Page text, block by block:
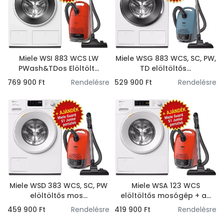
Miele WSI 883 WCS LW
PWash&TDos Elöltölt...
769 900 Ft
Rendelésre
Miele WSG 883 WCS, SC, PW,
TD elöltöltős...
529 900 Ft
Rendelésre
Miele WSD 383 WCS, SC, PW
elöltöltős mos...
459 900 Ft
Rendelésre
Miele WSA 123 WCS
elöltöltős mosógép + a...
419 900 Ft
Rendelésre